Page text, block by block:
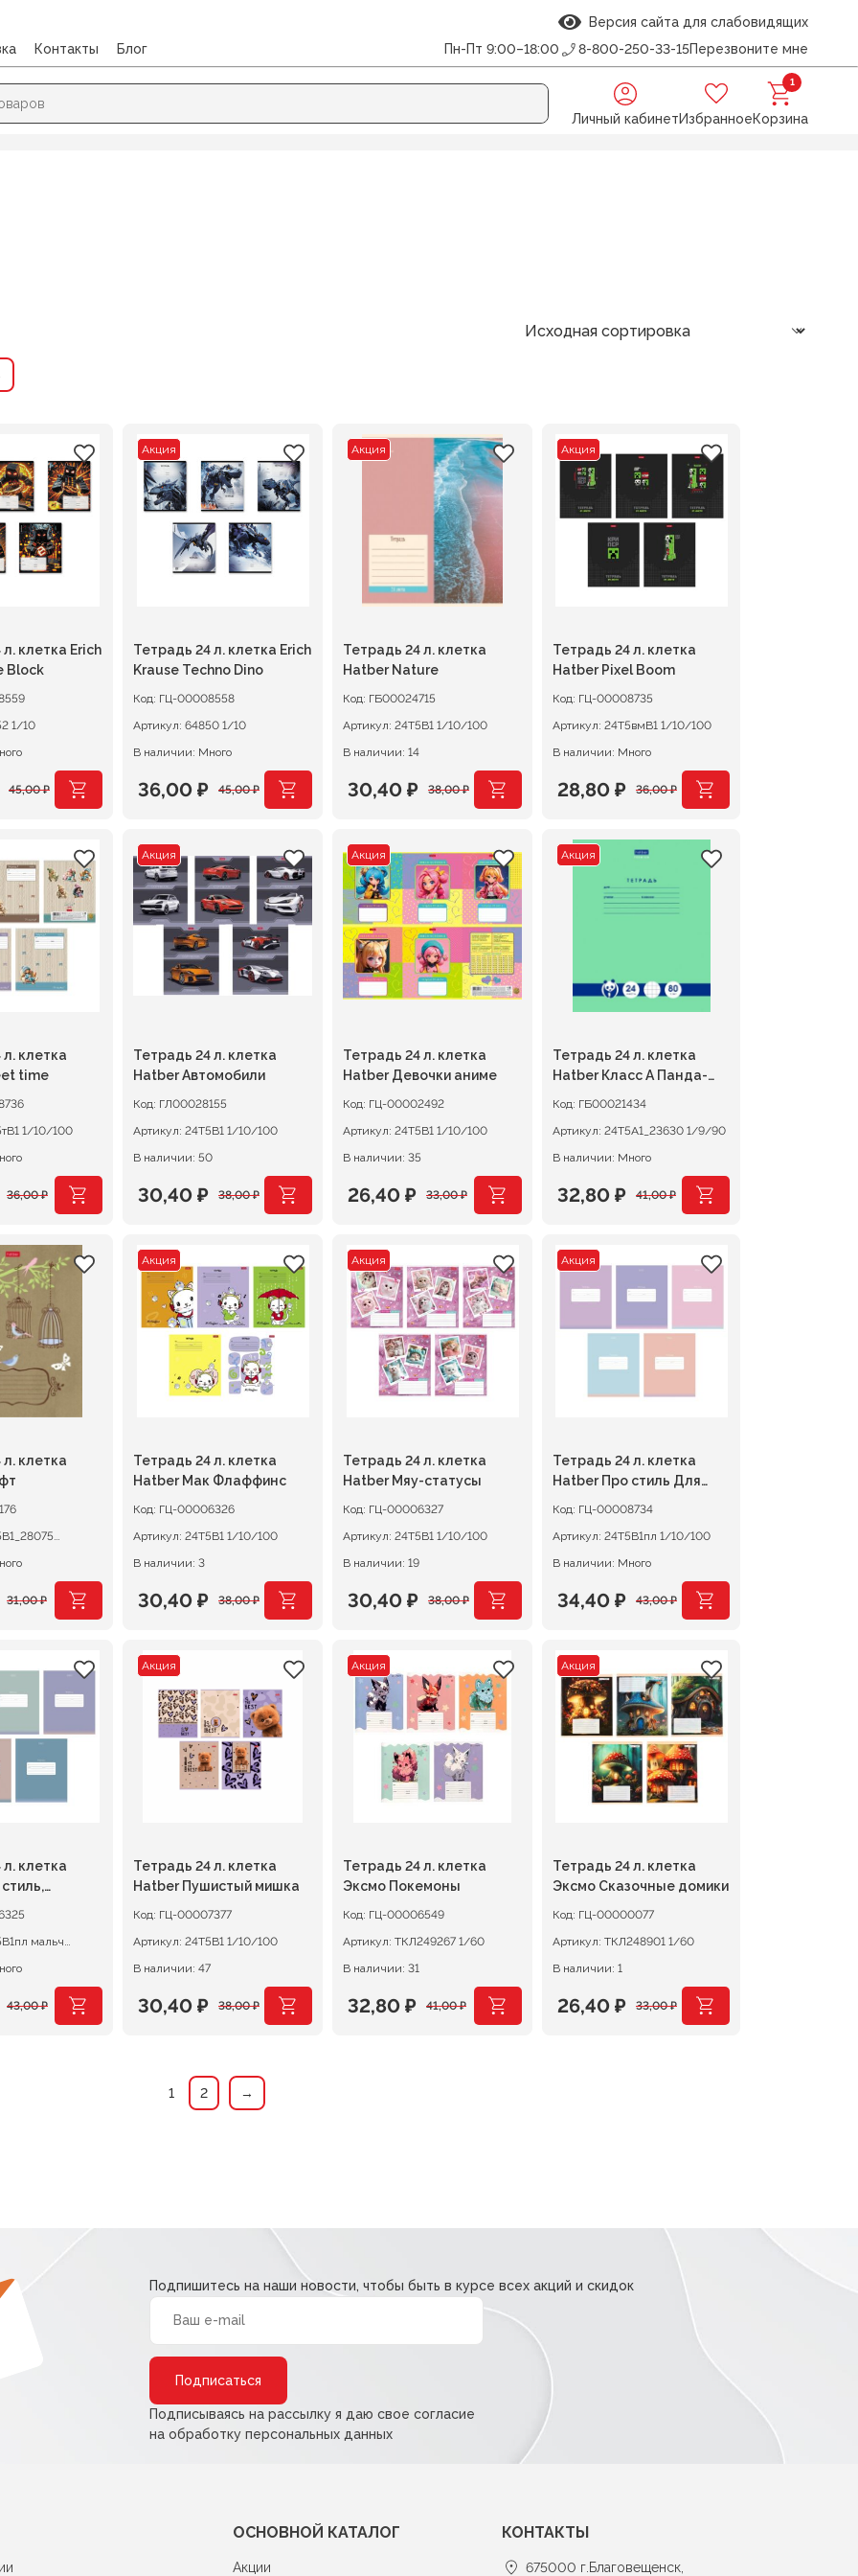
Версия сайта для слабовидящих
Контакты Блог Пн-Пт 9:00–18:00 8-800-250-33-15Перезвоните мне
Личный кабинетИзбранное
1
Корзина
клетка Erich
Block
64852 1/10
45,00₽
Акция
Тетрадь 24 л. клетка Erich
Krause Techno Dino
Код: ГЦ-00008558
Артикул:
64850 1/10
В наличии: Много
45,00₽
Первоначальная
составляла
45,00 ₽.
36,00 ₽
Текущая
36,00 ₽.
Акция
Тетрадь 24 л. клетка
Hatber Nature
Код: ГБ00024715
Артикул:
24Т5В1 1/10/100
В наличии: 14
38,00₽
Первоначальная
составляла
38,00 ₽.
30,40 ₽
Текущая
30,40 ₽.
Акция
Тетрадь 24 л. клетка
Hatber Pixel Boom
Код: ГЦ-00008735
Артикул:
24Т5вмВ1 1/10/100
В наличии: Много
36,00₽
Первоначальная
составляла
36,00 ₽.
28,80 ₽
Текущая
28,80 ₽.
клетка
time
24Т5тВ1 1/10/100
36,00₽
Акция
Тетрадь 24 л. клетка
Hatber Автомобили
Код: ГЛ00028155
Артикул:
24Т5В1 1/10/100
В наличии: 50
38,00₽
Первоначальная
составляла
38,00 ₽.
30,40 ₽
Текущая
30,40 ₽.
Акция
Тетрадь 24 л. клетка
Hatber Девочки аниме
Код: ГЦ-00002492
Артикул:
24Т5В1 1/10/100
В наличии: 35
33,00₽
Первоначальная
составляла
33,00 ₽.
26,40 ₽
Текущая
26,40 ₽.
Акция
Тетрадь 24 л. клетка
Hatber Класс А Панда-
Код: ГБ00021434
Артикул:
24Т5А1_23630 1/9/90
В наличии: Много
41,00₽
Первоначальная
составляла
41,00 ₽.
32,80 ₽
Текущая
32,80 ₽.
клетка
31,00₽
Акция
Тетрадь 24 л. клетка
Hatber Мак Флаффинс
Код: ГЦ-00006326
Артикул:
24Т5В1 1/10/100
В наличии: 3
38,00₽
Первоначальная
составляла
38,00 ₽.
30,40 ₽
Текущая
30,40 ₽.
Акция
Тетрадь 24 л. клетка
Hatber Мяу-статусы
Код: ГЦ-00006327
Артикул:
24Т5В1 1/10/100
В наличии: 19
38,00₽
Первоначальная
составляла
38,00 ₽.
30,40 ₽
Текущая
30,40 ₽.
Акция
Тетрадь 24 л. клетка
Hatber Про стиль Для
Код: ГЦ-00008734
Артикул:
24Т5В1пл 1/10/100
В наличии: Много
43,00₽
Первоначальная
составляла
43,00 ₽.
34,40 ₽
Текущая
34,40 ₽.
клетка
мальч
43,00₽
Акция
Тетрадь 24 л. клетка
Hatber Пушистый мишка
Код: ГЦ-00007377
Артикул:
24Т5В1 1/10/100
В наличии: 47
38,00₽
Первоначальная
составляла
38,00 ₽.
30,40 ₽
Текущая
30,40 ₽.
Акция
Тетрадь 24 л. клетка
Эксмо Покемоны
Код: ГЦ-00006549
Артикул:
ТКЛ249267 1/60
В наличии: 31
41,00₽
Первоначальная
32,80 ₽
Текущая
Акция
Тетрадь 24 л. клетка
Эксмо Сказочные домики
Код: ГЦ-00000077
Артикул:
ТКЛ248901 1/60
В наличии: 1
33,00₽
Первоначальная
26,40 ₽
Текущая
1 2 →
Подпишитесь на наши новости, чтобы быть в курсе всех акций и скидок
Подписываясь на рассылку я даю свое согласие
на обработку персональных данных
ОСНОВНОЙ КАТАЛОГ
Акции
КОНТАКТЫ
675000 г.Благовещенск,